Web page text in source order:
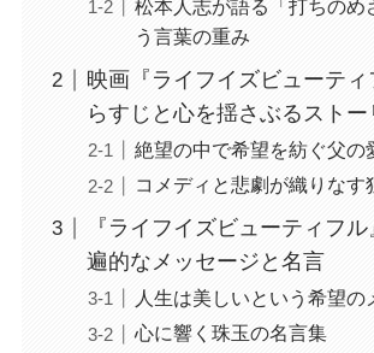
松本人志が語る「打ちのめ
う言葉の重み
映画『ライフイズビューティ
らすじと心を揺さぶるストー
絶望の中で希望を紡ぐ父の
コメディと悲劇が織りなす
『ライフイズビューティフ
遍的なメッセージと名言
人生は美しいという希望の
心に響く珠玉の名言集